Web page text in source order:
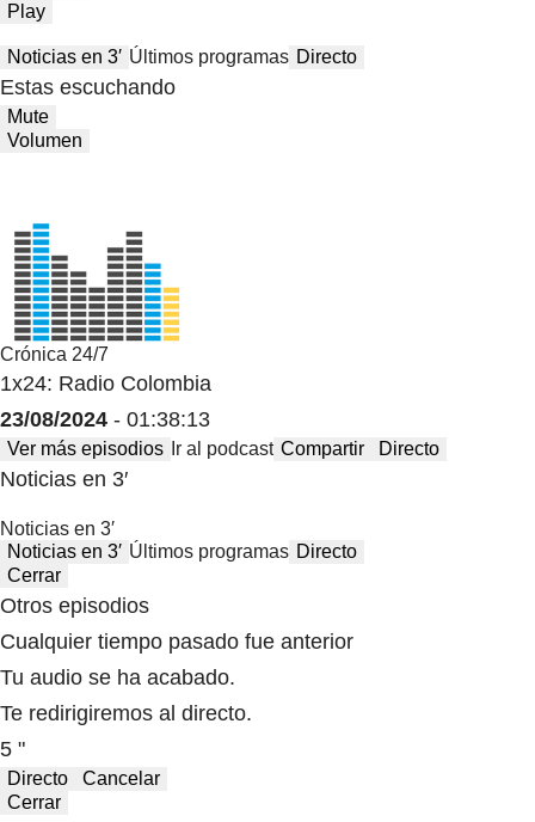
Play
Noticias en 3′ Últimos programas Directo
Estas escuchando
Mute
Volumen
Crónica 24/7
1x24: Radio Colombia
23/08/2024 - 01:38:13
Ver más episodios Ir al podcast Compartir Directo
Noticias en 3′
Noticias en 3′
Noticias en 3′ Últimos programas Directo
Cerrar
Otros episodios
Cualquier tiempo pasado fue anterior
Tu audio se ha acabado.
Te redirigiremos al directo.
5 "
Directo
Cancelar
Cerrar